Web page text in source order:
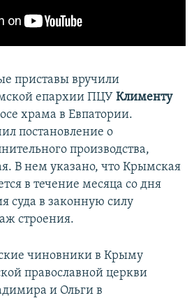
КРЫМА
приставы вручили
епархии ПЦУ Клименту​
храма в Евпатории.
постановление о
производства,
В нем указано, что Крымская
в течение месяца со дня
суда в законную силу
строения.
чиновники в Крыму
православной церкви
и Ольги в